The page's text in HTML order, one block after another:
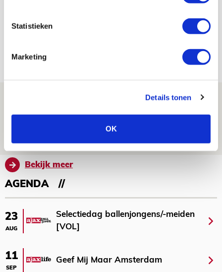
Statistieken
Marketing
Details tonen
OK
spreekt over Godts, Baas en
07 AUGUSTUS 2026 - 14:13
Volop enthousiasme in fotoverslag van
Europees treffen met Shelbourne
Bekijk meer
AGENDA
23
AUG
Selectiedag ballenjongens/-meiden
[VOL]
11
SEP
Geef Mij Maar Amsterdam